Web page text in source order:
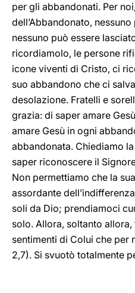
per gli abbandonati. Per
dell’Abbandonato,
nessuno può essere
ricordiamolo, le persone
icone viventi di Cristo, ci
suo abbandono che ci
desolazione. Fratelli e
grazia: di saper amare
amare Gesù in ogni
abbandonata. Chiediamo
saper riconoscere il
Non permettiamo che la
assordante
soli da Dio; prendiamoci
solo. Allora, soltanto
sentimenti di Colui che per
2,7). Si svuotò totalmente